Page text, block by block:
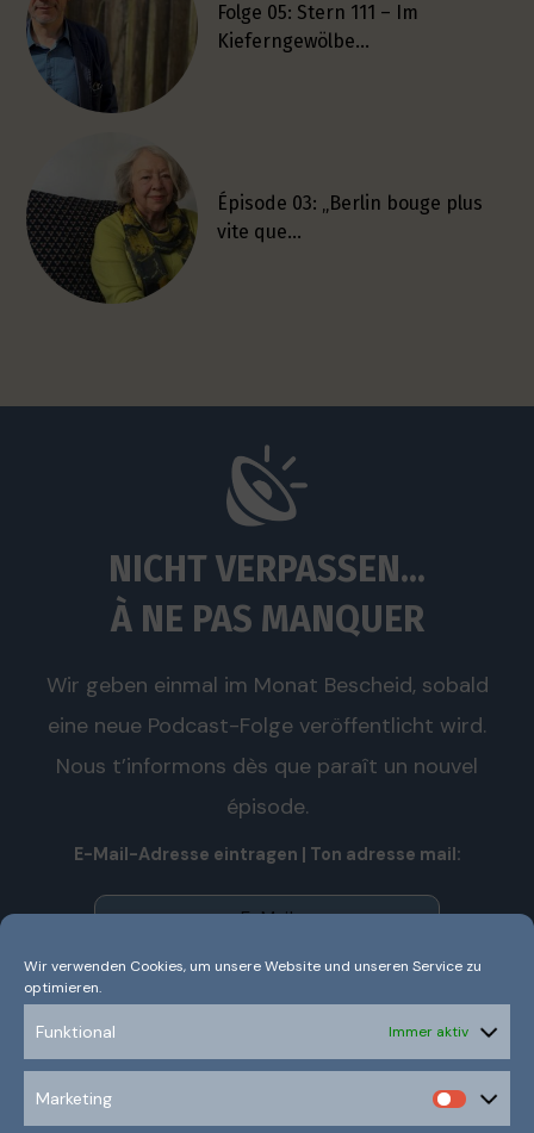
Wir verwenden Cookies, um unsere Website und unseren Service zu
optimieren.
Funktional Immer aktiv
Marketing
Folge 05: Stern 111 – Im
Kieferngewölbe…
Épisode 03: „Berlin bouge plus
vite que…
NICHT VERPASSEN...
À NE PAS MANQUER
Wir geben einmal im Monat Bescheid, sobald
eine neue Podcast-Folge veröffentlicht wird.
Nous t’informons dès que paraît un nouvel
épisode.
E-Mail-Adresse eintragen | Ton adresse mail:
Wir senden keinen Spam! Nous n’envoyons pas de spam!
Erfahre mehr in unserer
Datenschutzerklärung.
Ich habe die Datenschutzerklärung gelesen und